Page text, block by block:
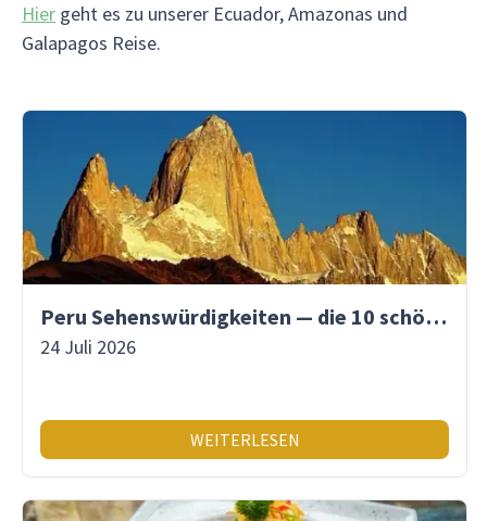
Hier geht es zu unserer Ecuador, Amazonas und
Galapagos Reise.
Peru Sehenswürdigkeiten — die 10 schönsten Orte
24 Juli 2026
WEITERLESEN